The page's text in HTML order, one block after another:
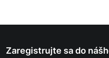
Zaregistrujte sa do